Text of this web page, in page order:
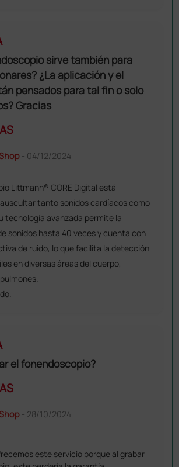
sirve también para
¿La aplicación y el
pensados para tal fin o solo
Gracias
- 04/12/2024
Littmann® CORE Digital está
tanto sonidos cardíacos como
tecnología avanzada permite la
sonidos hasta 40 veces y cuenta con
de ruido, lo que facilita la detección
en diversas áreas del cuerpo,
el fonendoscopio?
- 28/10/2024
este servicio porque al grabar